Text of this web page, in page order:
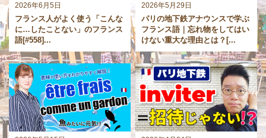
2026年6月5日
フランス人がよく使う「こんな
に…したことない」のフランス
語[#558]...
2026年5月29日
パリの地下鉄アナウンスで学ぶ
フランス語｜忘れ物をしてはい
けない重大な理由とは？[...